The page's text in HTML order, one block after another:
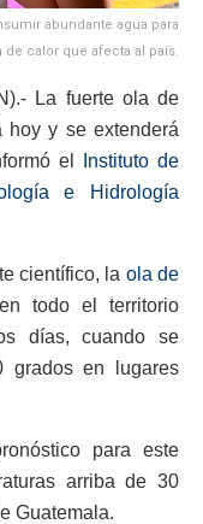
abundante agua para
calor que afecta al país.
La fuerte ola de
hoy y se extenderá
el
Instituto de
e Hidrología
científico, la ola de
todo el territorio
días, cuando se
grados en lugares
para este
arriba de 30
Guatemala.